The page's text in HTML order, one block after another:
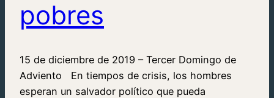
pobres
15 de diciembre de 2019 – Tercer Domingo de
Adviento En tiempos de crisis, los hombres
esperan un salvador político que pueda